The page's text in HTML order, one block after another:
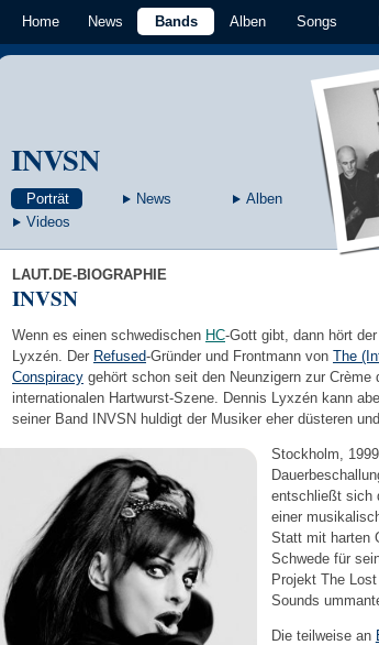
Home News Bands Alben Songs
INVSN
Porträt News
Alben
Videos
LAUT.DE-BIOGRAPHIE
INVSN
Wenn es einen schwedischen HC-Gott gibt, dann hört
Lyxzén. Der Refused-Gründer und Frontmann von The
Conspiracy gehört schon seit den Neunzigern zur Crème
internationalen Hartwurst-Szene. Dennis Lyxzén kann
seiner Band INVSN huldigt der Musiker eher düsteren
Stockholm,
entschließt sich
einer
Statt mit harten
Schwede für
Projekt The
Sounds
Die teilweise an